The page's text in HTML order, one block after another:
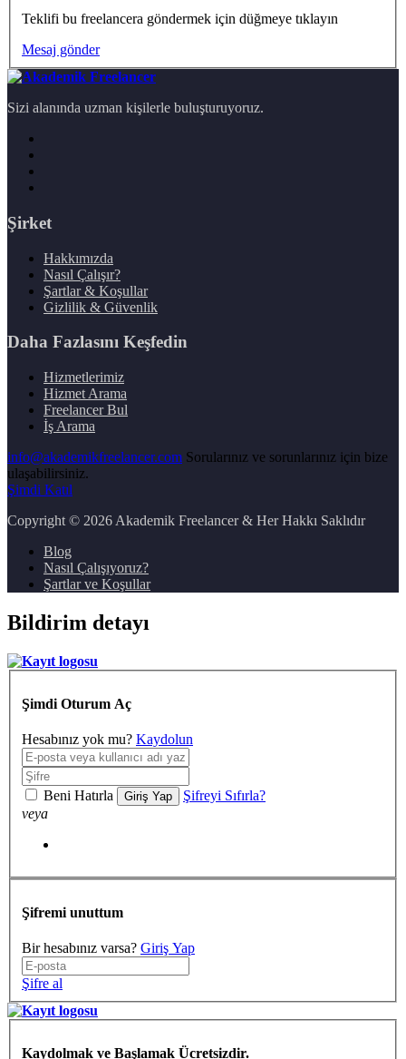
Teklifi bu freelancera göndermek için düğmeye tıklayın
Mesaj gönder
Sizi alanında uzman kişilerle buluşturuyoruz.
Şirket
Hakkımızda
Nasıl Çalışır?
Şartlar & Koşullar
Gizlilik & Güvenlik
Daha Fazlasını Keşfedin
Hizmetlerimiz
Hizmet Arama
Freelancer Bul
İş Arama
info@akademikfreelancer.com Sorularınız ve sorunlarınız için bize
ulaşabilirsiniz.
Şimdi Katıl
Copyright © 2026 Akademik Freelancer & Her Hakkı Saklıdır
Blog
Nasıl Çalışıyoruz?
Şartlar ve Koşullar
Bildirim detayı
Şimdi Oturum Aç
Hesabınız yok mu? Kaydolun
Beni Hatırla Giriş Yap
Şifreyi Sıfırla?
veya
Şifremi unuttum
Bir hesabınız varsa? Giriş Yap
Şifre al
Kaydolmak ve Başlamak Ücretsizdir.